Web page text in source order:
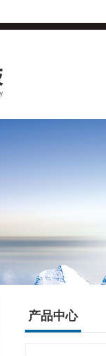
产品中心